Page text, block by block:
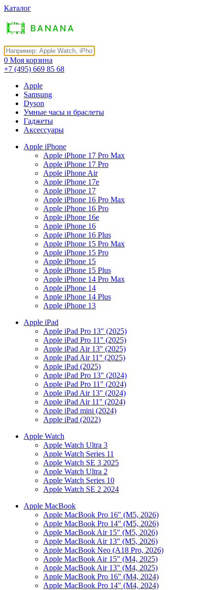
Каталог
0 Моя корзина
+7 (495) 669 85 68
Apple
Samsung
Dyson
Умные часы и браслеты
Гаджеты
Аксессуары
Apple iPhone
Apple iPhone 17 Pro Max
Apple iPhone 17 Pro
Apple iPhone Air
Apple iPhone 17e
Apple iPhone 17
Apple iPhone 16 Pro Max
Apple iPhone 16 Pro
Apple iPhone 16e
Apple iPhone 16
Apple iPhone 16 Plus
Apple iPhone 15 Pro Max
Apple iPhone 15 Pro
Apple iPhone 15
Apple iPhone 15 Plus
Apple iPhone 14 Pro Max
Apple iPhone 14
Apple iPhone 14 Plus
Apple iPhone 13
Apple iPad
Apple iPad Pro 13" (2025)
Apple iPad Pro 11" (2025)
Apple iPad Air 13" (2025)
Apple iPad Air 11" (2025)
Apple iPad (2025)
Apple iPad Pro 13" (2024)
Apple iPad Pro 11" (2024)
Apple iPad Air 13" (2024)
Apple iPad Air 11" (2024)
Apple iPad mini (2024)
Apple iPad (2022)
Apple Watch
Apple Watch Ultra 3
Apple Watch Series 11
Apple Watch SE 3 2025
Apple Watch Ultra 2
Apple Watch Series 10
Apple Watch SE 2 2024
Apple MacBook
Apple MacBook Pro 16" (M5, 2026)
Apple MacBook Pro 14" (M5, 2026)
Apple MacBook Air 15" (M5, 2026)
Apple MacBook Air 13" (M5, 2026)
Apple MacBook Neo (A18 Pro, 2026)
Apple MacBook Air 15" (M4, 2025)
Apple MacBook Air 13" (M4, 2025)
Apple MacBook Pro 16" (M4, 2024)
Apple MacBook Pro 14" (M4, 2024)